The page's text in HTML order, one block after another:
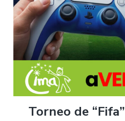
Torneo de “Fifa”